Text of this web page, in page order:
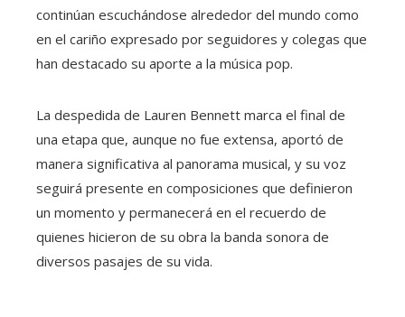
continúan escuchándose alrededor del mundo como
en el cariño expresado por seguidores y colegas que
han destacado su aporte a la música pop.
La despedida de Lauren Bennett marca el final de
una etapa que, aunque no fue extensa, aportó de
manera significativa al panorama musical, y su voz
seguirá presente en composiciones que definieron
un momento y permanecerá en el recuerdo de
quienes hicieron de su obra la banda sonora de
diversos pasajes de su vida.